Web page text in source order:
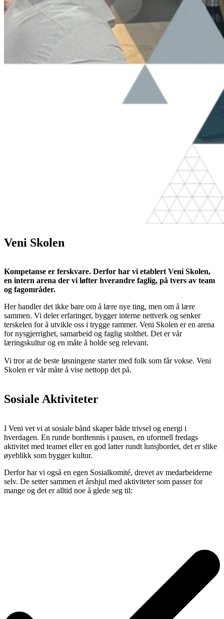
Veni Skolen
Kompetanse er ferskvare. Derfor har vi etablert Veni Skolen,
en intern arena der vi løfter hverandre faglig, på tvers av team
og fagområder.
Her handler det ikke bare om å lære nye ting, men om å lære
sammen. Vi deler erfaringer, bygger interne nettverk og senker
terskelen for å utvikle oss i trygge rammer. Veni Skolen er en arena
for nysgjerrighet, samarbeid og faglig stolthet. Det er vår
læringskultur og en måte å holde seg relevant.
Vi tror at de beste løsningene starter med folk som får vokse. Veni
Skolen er vår måte å vise nettopp det på.
Sosiale Aktiviteter
I Veni vet vi at sosiale bånd skaper både trivsel og energi i
hverdagen. En runde bordtennis i pausen, en uformell fredags
aktivitet med teamet eller en god latter rundt lunsjbordet, det er slike
øyeblikk som bygger kultur.
Derfor har vi også en egen Sosialkomité, drevet av medarbeiderne
selv. De setter sammen et årshjul med aktiviteter som passer for
mange og det er alltid noe å glede seg til: